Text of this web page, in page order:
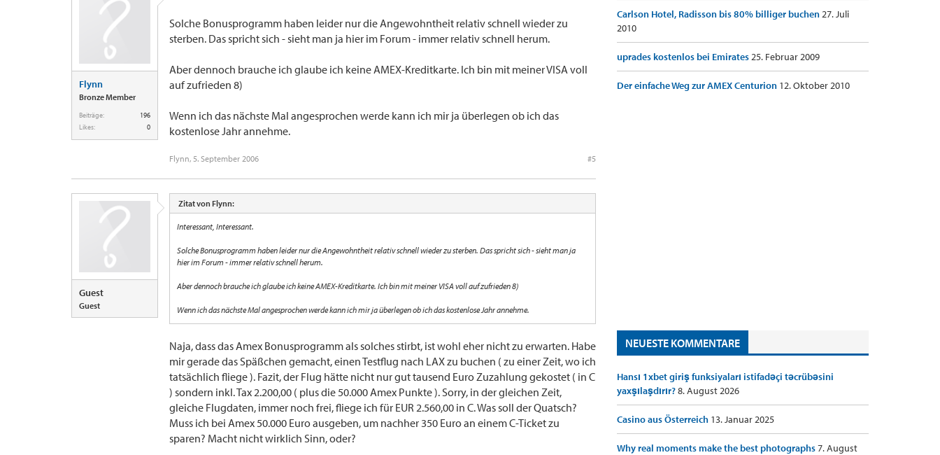
Flynn
Bronze Member
Beiträge:
196
Likes:
0
Solche Bonusprogramm haben leider nur die Angewohntheit relativ schnell wieder zu
sterben. Das spricht sich - sieht man ja hier im Forum - immer relativ schnell herum.
Aber dennoch brauche ich glaube ich keine AMEX-Kreditkarte. Ich bin mit meiner VISA voll
auf zufrieden 8)
Wenn ich das nächste Mal angesprochen werde kann ich mir ja überlegen ob ich das
kostenlose Jahr annehme.
Flynn, 5. September 2006 #5
Guest
Guest
Zitat von Flynn:
Interessant, Interessant.
Solche Bonusprogramm haben leider nur die Angewohntheit relativ schnell wieder zu sterben. Das spricht sich - sieht man ja
hier im Forum - immer relativ schnell herum.
Aber dennoch brauche ich glaube ich keine AMEX-Kreditkarte. Ich bin mit meiner VISA voll auf zufrieden 8)
Wenn ich das nächste Mal angesprochen werde kann ich mir ja überlegen ob ich das kostenlose Jahr annehme.
Naja, dass das Amex Bonusprogramm als solches stirbt, ist wohl eher nicht zu erwarten. Habe
mir gerade das Späßchen gemacht, einen Testflug nach LAX zu buchen ( zu einer Zeit, wo ich
tatsächlich fliege ). Fazit, der Flug hätte nicht nur gut tausend Euro Zuzahlung gekostet ( in C
) sondern inkl. Tax 2.200,00 ( plus die 50.000 Amex Punkte ). Sorry, in der gleichen Zeit,
gleiche Flugdaten, immer noch frei, fliege ich für EUR 2.560,00 in C. Was soll der Quatsch?
Muss ich bei Amex 50.000 Euro ausgeben, um nachher 350 Euro an einem C-Ticket zu
sparen? Macht nicht wirklich Sinn, oder?
Carlson Hotel, Radisson bis 80% billiger buchen27. Juli
2010
uprades kostenlos bei Emirates25. Februar 2009
Der einfache Weg zur AMEX Centurion 12. Oktober 2010
NEUESTE KOMMENTARE
Hansı 1xbet giriş funksiyaları istifadəçi təcrübəsini
yaxşılaşdırır?8. August 2026
Casino aus Österreich 13. Januar 2025
Why real moments make the best photographs7. August